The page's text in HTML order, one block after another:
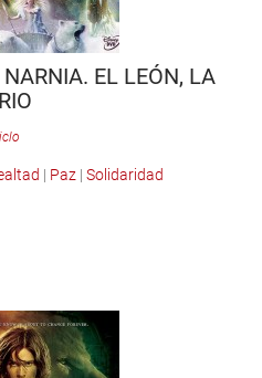
EL LEÓN, LA
| Paz| Solidaridad